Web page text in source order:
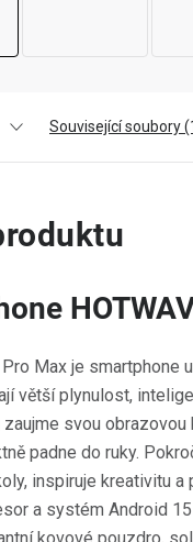
Související soubory
Pro Max je
větší plynulost,
svou
padne do ruky.
inspiruje kreativitu
a systém Android